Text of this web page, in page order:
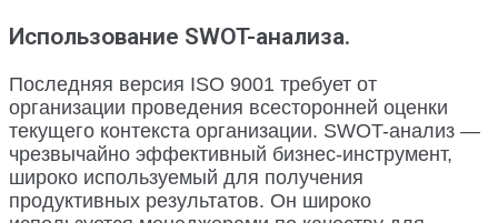
Использование SWOT-анализа.
Последняя версия ISO 9001 требует от
организации проведения всесторонней оценки
текущего контекста организации. SWOT-анализ —
чрезвычайно эффективный бизнес-инструмент,
широко используемый для получения
продуктивных результатов. Он широко